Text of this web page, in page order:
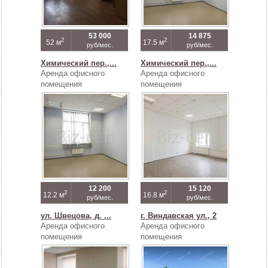
52 м2 53 000
руб/мес. 17.5 м2 14 875
руб/мес.
Химический пер.,...
Аренда офисного
помещения
12.2 м2 12 200
руб/мес.
Химический пер.,...
Аренда офисного
помещения
16.8 м2 15 120
руб/мес.
ул. Швецова, д. ...
Аренда офисного
помещения
г. Виндавская ул., 2
Аренда офисного
помещения